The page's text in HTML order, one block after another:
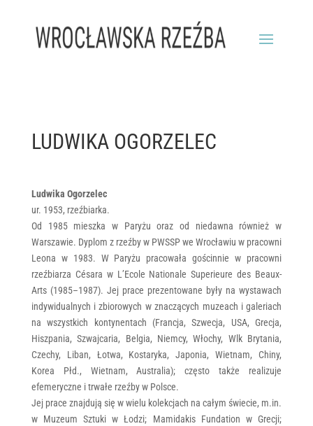
LUDWIKA OGORZELEC
Ludwika Ogorzelec
ur. 1953, rzeźbiarka.
Od 1985 mieszka w Paryżu oraz od niedawna również w
Warszawie. Dyplom z rzeźby w PWSSP we Wrocławiu w pracowni
Leona w 1983. W Paryżu pracowała gościnnie w pracowni
rzeźbiarza Césara w L’Ecole Nationale Superieure des Beaux-
Arts (1985–1987). Jej prace prezentowane były na wystawach
indywidualnych i zbiorowych w znaczących muzeach i galeriach
na wszystkich kontynentach (Francja, Szwecja, USA, Grecja,
Hiszpania, Szwajcaria, Belgia, Niemcy, Włochy, Wlk Brytania,
Czechy, Liban, Łotwa, Kostaryka, Japonia, Wietnam, Chiny,
Korea Płd., Wietnam, Australia); często także realizuje
efemeryczne i trwałe rzeźby w Polsce.
Jej prace znajdują się w wielu kolekcjach na całym świecie, m.in.
w Muzeum Sztuki w Łodzi; Mamidakis Fundation w Grecji;